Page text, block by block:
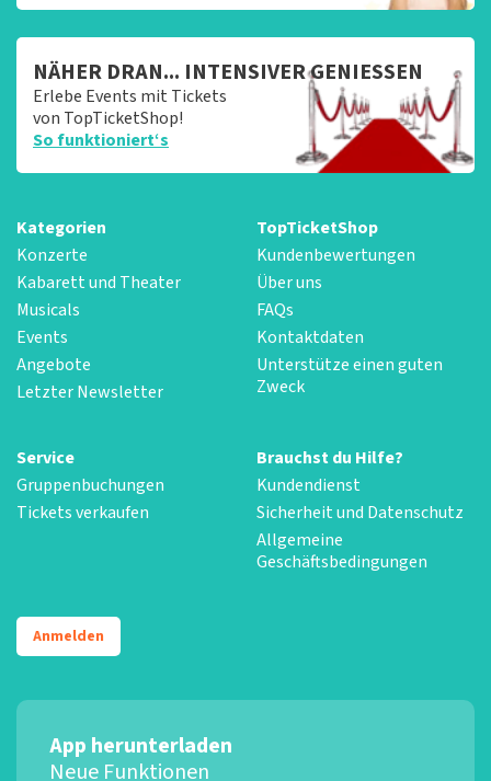
NÄHER DRAN... INTENSIVER GENIESSEN
Erlebe Events mit Tickets
von TopTicketShop!
So funktioniert‘s
Kategorien
Konzerte
Kabarett und Theater
Musicals
Events
Angebote
Letzter Newsletter
TopTicketShop
Kundenbewertungen
Über uns
FAQs
Kontaktdaten
Unterstütze einen guten
Zweck
Service
Gruppenbuchungen
Tickets verkaufen
Brauchst du Hilfe?
Kundendienst
Sicherheit und Datenschutz
Allgemeine
Geschäftsbedingungen
Anmelden
App herunterladen
Neue Funktionen